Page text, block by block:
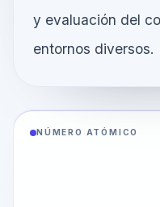
y evaluación del
entornos diversos.
NÚMERO ATÓMICO